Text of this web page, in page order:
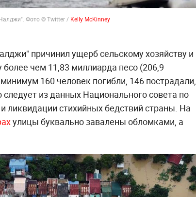
Фото © Twitter / Kelly McKinney
причинил ущерб сельскому хозяйству и
чем 11,83 миллиарда песо (206,9
160 человек погибли, 146 пострадали,
следует из данных Национального совета по
ликвидации стихийных бедствий страны. На
улицы буквально завалены обломками, а